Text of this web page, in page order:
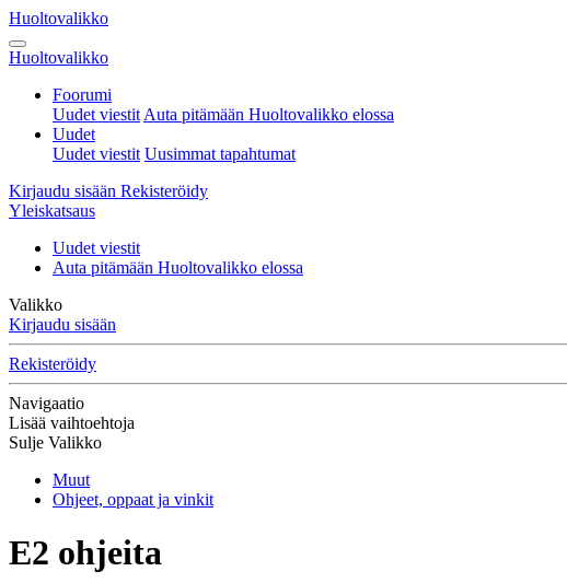
Huoltovalikko
Huoltovalikko
Foorumi
Uudet viestit Auta pitämään Huoltovalikko elossa
Uudet
Uudet viestit Uusimmat tapahtumat
Kirjaudu sisään Rekisteröidy
Yleiskatsaus
Uudet viestit
Auta pitämään Huoltovalikko elossa
Valikko
Kirjaudu sisään
Rekisteröidy
Navigaatio
Lisää vaihtoehtoja
Sulje Valikko
Muut
Ohjeet, oppaat ja vinkit
E2 ohjeita